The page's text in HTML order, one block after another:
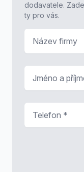
dodavatele.
ty pro vás.